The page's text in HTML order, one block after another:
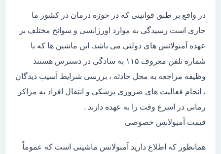
در واقع بر طبق قوانینی که در حوزه درمان در کشور ما
جاری است رسیدگی به موارد اورژانسی و سوانح مختلف بر
عهده آمبولانس های دولتی می باشد. این ماشین ها که با
شماره تلفن معروف ۱۱۵ به سادگی در دسترس هستند
وظیفه مراجعه به محل حادثه ، بررسی شرایط آسیب دیدگان
، انجام فعالیت های ضروری پزشکی و انتقال افراد به مراکز
رمانی در اسرع وقت را به عهده دارند .
قیمت آمبولانس خصوصی
همانطور که اطلاع دارید آمبولانس ماشینی است که عموماً